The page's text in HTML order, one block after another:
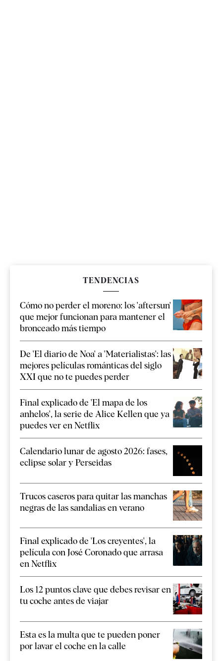
TENDENCIAS
Cómo no perder el moreno: los 'aftersun'
que mejor funcionan para mantener el
bronceado más tiempo
De 'El diario de Noa' a 'Materialistas': las
mejores películas románticas del siglo
XXI que no te puedes perder
Final explicado de 'El mapa de los
anhelos', la serie de Alice Kellen que ya
puedes ver en Netflix
Calendario lunar de agosto 2026: fases,
eclipse solar y Perseidas
Trucos caseros para quitar las manchas
negras de las sandalias en verano
Final explicado de 'Los creyentes', la
película con José Coronado que arrasa
en Netflix
Los 12 puntos clave que debes revisar en
tu coche antes de viajar
Esta es la multa que te pueden poner
por lavar el coche en la calle